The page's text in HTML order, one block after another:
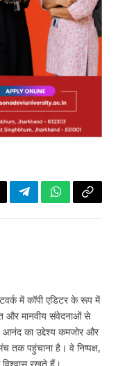
TelegramWhatsApp
Copy
में कॉपी एडिटर के रूप में
और मानवीय संवेदनाओं से
का उद्देश्य कमजोर और
तक पहुंचाना है। वे निष्पक्ष,